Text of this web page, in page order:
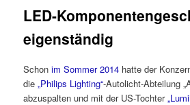
LED-
eigenständig
Schonim Sommer 2014 hatte der
die„Philips Lighting“-Autolicht-Abteilung
abzuspalten und mit der US-Tochter